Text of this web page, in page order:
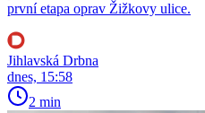
první etapa oprav Žižkovy ulice.
Jihlavská Drbna
dnes, 15:58
2 min